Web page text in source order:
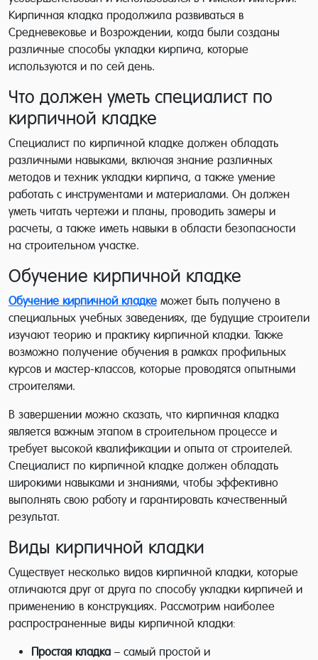
Кирпичная кладка продолжила развиваться в
Средневековье и Возрождении, когда были созданы
различные способы укладки кирпича, которые
используются и по сей день.
Что должен уметь специалист по
кирпичной кладке
Специалист по кирпичной кладке должен обладать
различными навыками, включая знание различных
методов и техник укладки кирпича, а также умение
работать с инструментами и материалами. Он должен
уметь читать чертежи и планы, проводить замеры и
расчеты, а также иметь навыки в области безопасности
на строительном участке.
Обучение кирпичной кладке
Обучение кирпичной кладке может быть получено в
специальных учебных заведениях, где будущие строители
изучают теорию и практику кирпичной кладки. Также
возможно получение обучения в рамках профильных
курсов и мастер-классов, которые проводятся опытными
строителями.
В завершении можно сказать, что кирпичная кладка
является важным этапом в строительном процессе и
требует высокой квалификации и опыта от строителей.
Специалист по кирпичной кладке должен обладать
широкими навыками и знаниями, чтобы эффективно
выполнять свою работу и гарантировать качественный
результат.
Виды кирпичной кладки
Существует несколько видов кирпичной кладки, которые
отличаются друг от друга по способу укладки кирпичей и
применению в конструкциях. Рассмотрим наиболее
распространенные виды кирпичной кладки:
Простая кладка – самый простой и